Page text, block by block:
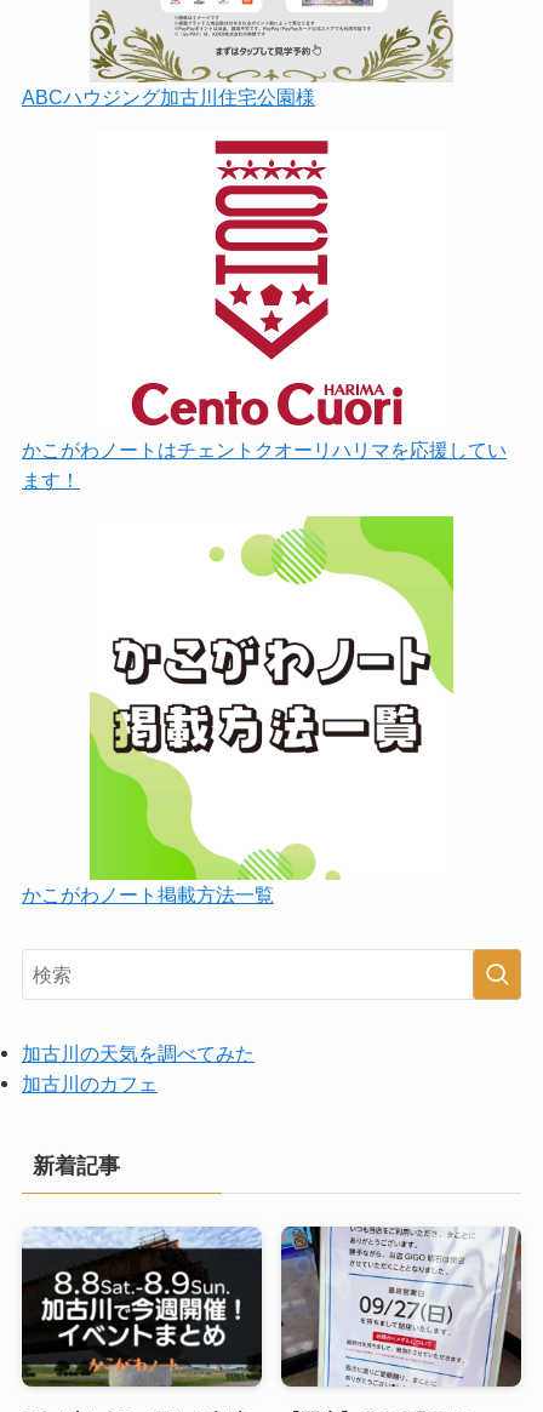
ABCハウジング加古川住宅公園様
かこがわノートはチェントクオーリハリマを応援してい
ます！
かこがわノート掲載方法一覧
加古川の天気を調べてみた
加古川のカフェ
新着記事